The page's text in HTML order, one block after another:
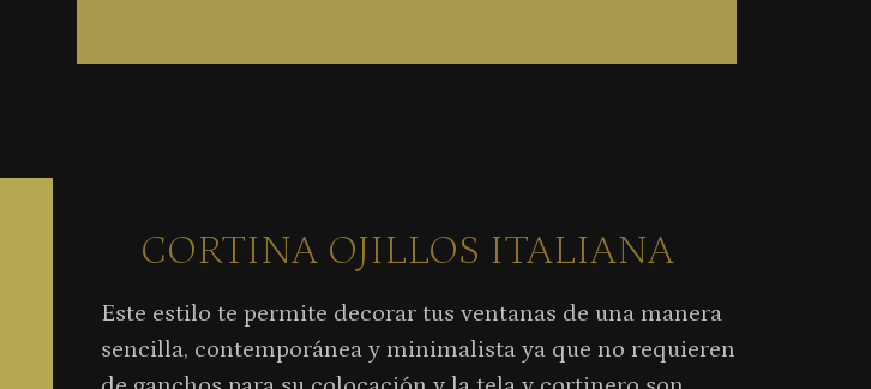
CORTINA OJILLOS ITALIANA
Este estilo te permite decorar tus ventanas de una manera
sencilla, contemporánea y minimalista ya que no requieren